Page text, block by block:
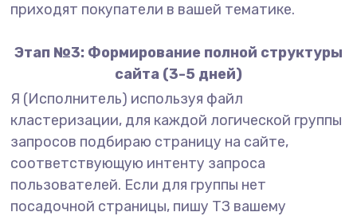
приходят покупатели в вашей тематике.
Этап №3: Формирование полной структуры
сайта (3-5 дней)
Я (Исполнитель) используя файл
кластеризации, для каждой логической группы
запросов подбираю страницу на сайте,
соответствующую интенту запроса
пользователей. Если для группы нет
посадочной страницы, пишу ТЗ вашему